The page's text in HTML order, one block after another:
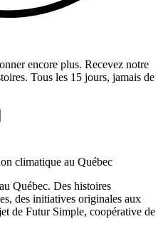
encore plus. Recevez notre
Tous les 15 jours, jamais de
Québec. Des histoires
des initiatives originales aux
de Futur Simple, coopérative de